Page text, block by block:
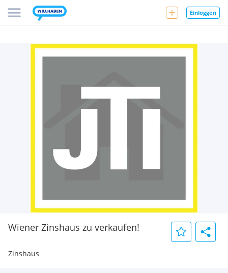
Einloggen
Wiener Zinshaus zu verkaufen!
Zinshaus